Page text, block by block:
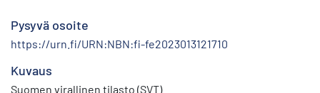
Pysyvä osoite
https://urn.fi/URN:NBN:fi-fe2023013121710
Kuvaus
Suomen virallinen tilasto (SVT)